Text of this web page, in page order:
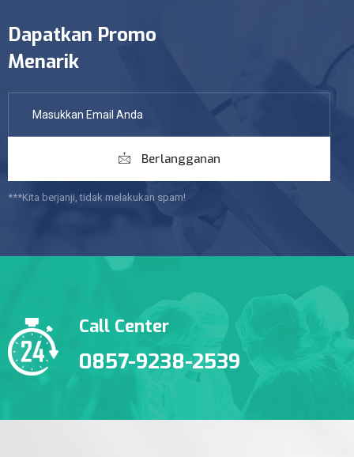
Dapatkan Promo
Menarik
Berlangganan
***Kita berjanji, tidak melakukan spam!
Call Center
0857-9238-2539